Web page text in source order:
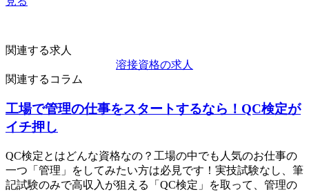
関連する求人
溶接資格の求人
関連するコラム
工場で管理の仕事をスタートするなら！QC検定が
イチ押し
QC検定とはどんな資格なの？工場の中でも人気のお仕事の
一つ「管理」をしてみたい方は必見です！実技試験なし、筆
記試験のみで高収入が狙える「QC検定」を取って、管理の